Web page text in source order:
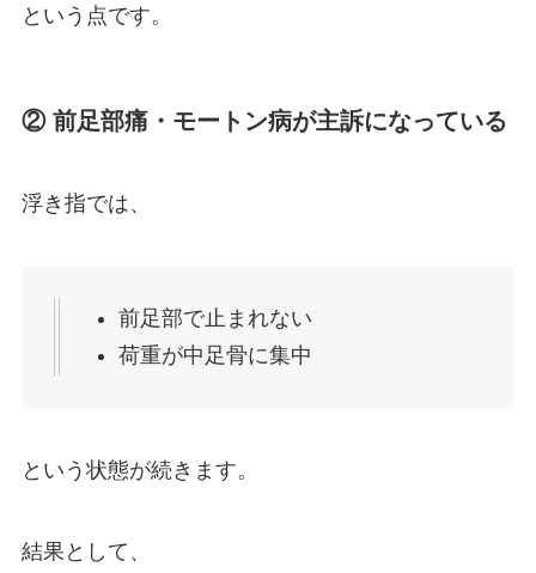
という点です。
② 前足部痛・モートン病が主訴になっている
浮き指では、
前足部で止まれない
荷重が中足骨に集中
という状態が続きます。
結果として、